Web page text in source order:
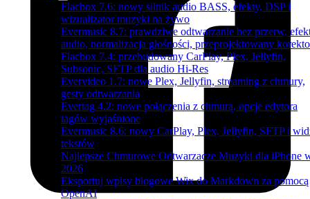
Flacbox 7.6: nowy silnik audio BASS, efekty, DSP i
wizualizator muzyki na żywo
Evermusic 8.7: prawdziwe odtwarzanie bez przerw,
audio, normalizacja głośności, przeprojektowany
Flacbox 7.4: przebudowany CarPlay, Plex, Jellyfin,
Subsonic, SFTP dla audio Hi-Res
Evervideo 1.7: nowe Plex, Jellyfin, streaming z chmury,
gesty odtwarzania
Evertag 4.2: nowe połączenia z chmurą, opcje edytora
tagów wyjaśnione
Evermusic 8.6: nowy CarPlay, Plex, Jellyfin, SFTP i
tekstów
Najlepsze Chmurowe Odtwarzacze Muzyki dla iPhone
2026
Eksportuj wpisy blogowe Wix do Markdown za pomocą
OpenAI